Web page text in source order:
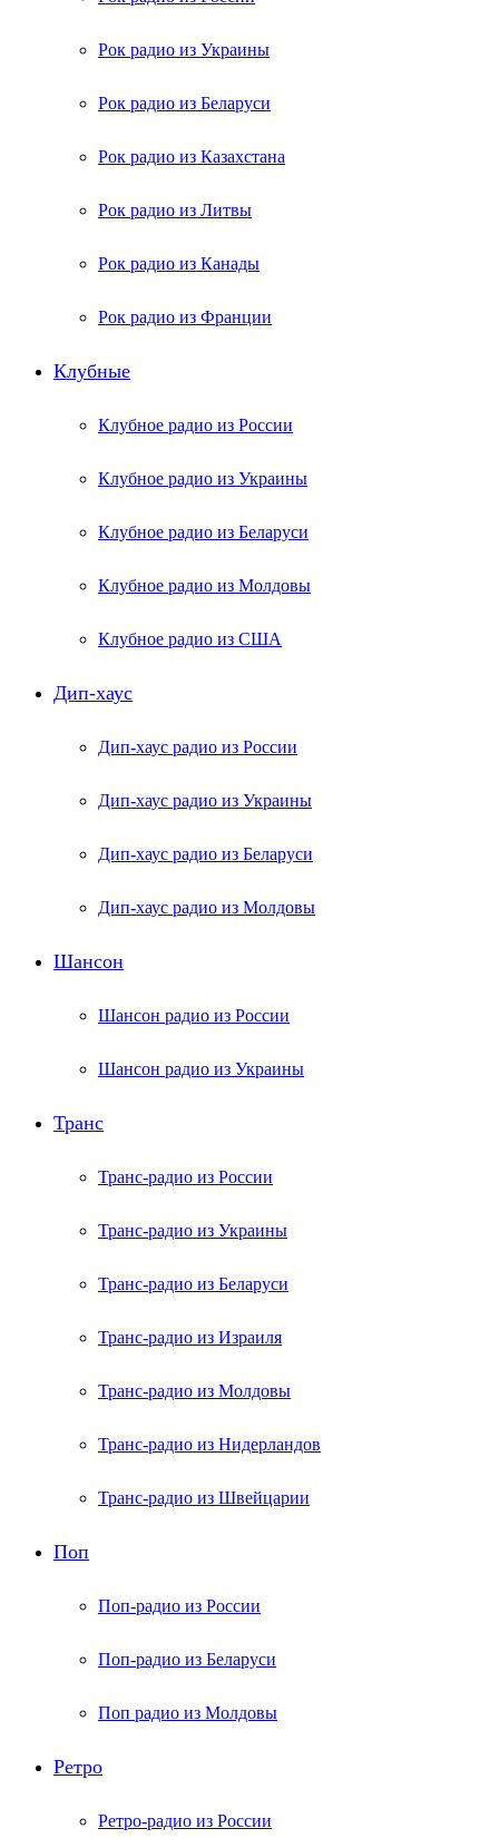
Рок радио из Украины
Рок радио из Беларуси
Рок радио из Казахстана
Рок радио из Литвы
Рок радио из Канады
Рок радио из Франции
Клубные
Клубное радио из России
Клубное радио из Украины
Клубное радио из Беларуси
Клубное радио из Молдовы
Клубное радио из США
Дип-хаус
Дип-хаус радио из России
Дип-хаус радио из Украины
Дип-хаус радио из Беларуси
Дип-хаус радио из Молдовы
Шансон
Шансон радио из России
Шансон радио из Украины
Транс
Транс-радио из России
Транс-радио из Украины
Транс-радио из Беларуси
Транс-радио из Израиля
Транс-радио из Молдовы
Транс-радио из Нидерландов
Транс-радио из Швейцарии
Поп
Поп-радио из России
Поп-радио из Беларуси
Поп радио из Молдовы
Ретро
Ретро-радио из России